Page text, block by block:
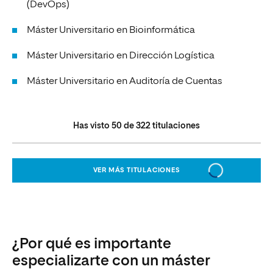
(DevOps)
Máster Universitario en Bioinformática
Máster Universitario en Dirección Logística
Máster Universitario en Auditoría de Cuentas
Has visto 50 de 322 titulaciones
VER MÁS TITULACIONES
¿Por qué es importante
especializarte con un máster